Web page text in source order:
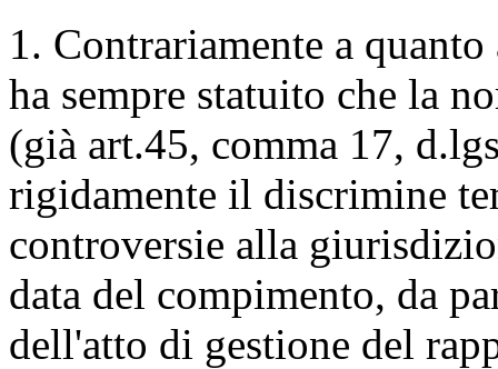
1. Contrariamente a
ha sempre statuito che la
(già art.45, comma 17,
rigidamente il discrimine
controversie alla
data del compimento, da
dell'atto di gestione del